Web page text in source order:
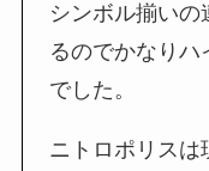
シンボル揃いの
るのでかなり
でした。
ニトロポリスは